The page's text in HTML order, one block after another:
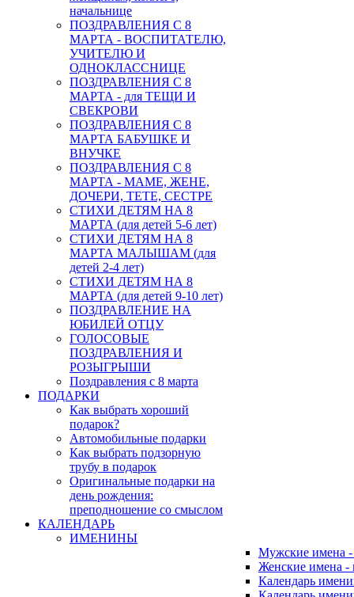
начальнице
ПОЗДРАВЛЕНИЯ С 8
МАРТА - ВОСПИТАТЕЛЮ,
УЧИТЕЛЮ И
ОДНОКЛАССНИЦЕ
ПОЗДРАВЛЕНИЯ С 8
МАРТА - для ТЕЩИ И
СВЕКРОВИ
ПОЗДРАВЛЕНИЯ С 8
МАРТА БАБУШКЕ И
ВНУЧКЕ
ПОЗДРАВЛЕНИЯ С 8
МАРТА - МАМЕ, ЖЕНЕ,
ДОЧЕРИ, ТЕТЕ, СЕСТРЕ
СТИХИ ДЕТЯМ НА 8
МАРТА (для детей 5-6 лет)
СТИХИ ДЕТЯМ НА 8
МАРТА МАЛЫШАМ (для
детей 2-4 лет)
СТИХИ ДЕТЯМ НА 8
МАРТА (для детей 9-10 лет)
ПОЗДРАВЛЕНИЕ НА
ЮБИЛЕЙ ОТЦУ
ГОЛОСОВЫЕ
ПОЗДРАВЛЕНИЯ И
РОЗЫГРЫШИ
Поздравления с 8 марта
ПОДАРКИ
Как выбрать хороший
подарок?
Автомобильные подарки
Как выбрать подзорную
трубу в подарок
Оригинальные подарки на
день рождения:
преподношение со смыслом
КАЛЕНДАРЬ
ИМЕНИНЫ
Мужские имена
Женские имена
Календарь